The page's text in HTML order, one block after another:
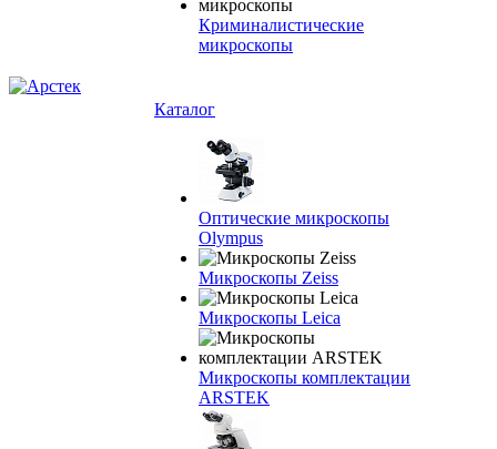
Криминалистические
микроскопы
Каталог
Оптические микроскопы
Olympus
Микроскопы Zeiss
Микроскопы Leica
Микроскопы комплектации
ARSTEK